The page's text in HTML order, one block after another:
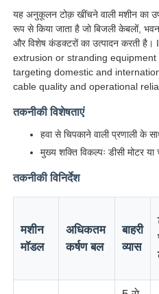
उत्पाद
यह अनुकूलन टोक़ खींचने वाली मशीन का
रूप से किया जाता है जो बिजली केबलों, भवन
और विशेष कंडक्टरों का उत्पादन करती
extrusion or stranding
targeting domestic and
cable quality and operational
तकनीकी विशेषताएं
हवा से चिपकाने वाली प्रणाली के
मुख्य शक्ति विकल्पः डीसी मोटर या
तकनीकी विनिर्देश
मशीन
मॉडल
अधिकतम
कर्षण बल
बाहरी
व्यास